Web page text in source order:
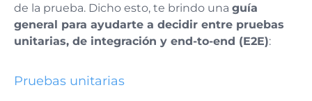
de la prueba. Dicho esto, te brindo una guía
general para ayudarte a decidir entre pruebas
unitarias, de integración y end-to-end (E2E):
Pruebas unitarias